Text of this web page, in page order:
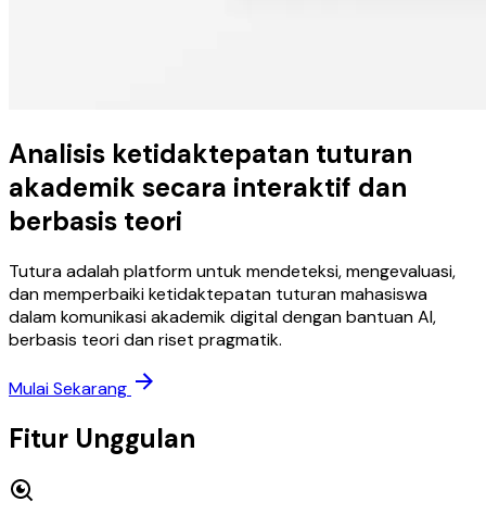
Analisis ketidaktepatan tuturan
akademik secara interaktif dan
berbasis teori
Tutura adalah platform untuk mendeteksi, mengevaluasi,
dan memperbaiki ketidaktepatan tuturan mahasiswa
dalam komunikasi akademik digital dengan bantuan AI,
berbasis teori dan riset pragmatik.
Mulai Sekarang
Fitur Unggulan